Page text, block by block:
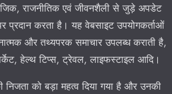
राजनीतिक एवं जीवनशैली से जुड़े अपडेट
प्रदान करता है। यह वेबसाइट उपयोगकर्ताओं
और तथ्यपरक समाचार उपलब्ध कराती है,
हेल्थ टिप्स, ट्रेवल, लाइफस्टाइल आदि।
निजता को बड़ा महत्व दिया गया है और उनकी